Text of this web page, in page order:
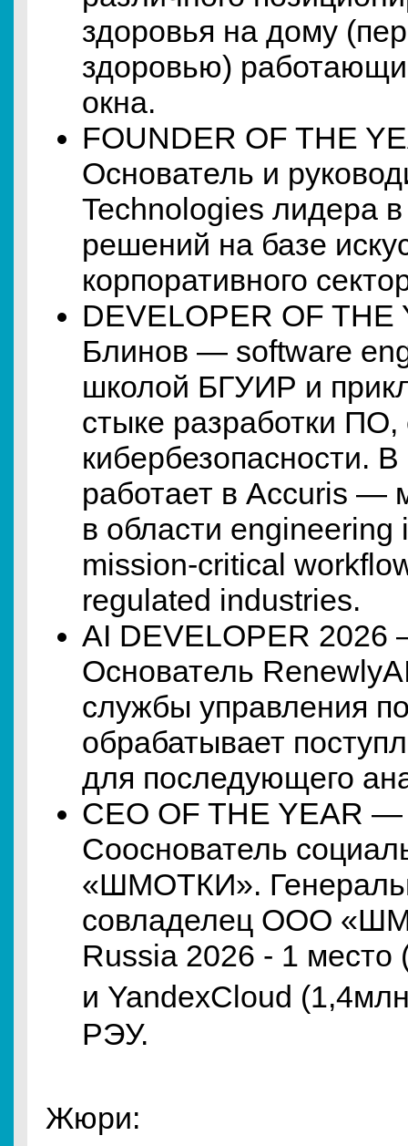
здоровья на дому
здоровью)
окна.
FOUNDER OF THE
Основатель и
Technologies лидера
решений на базе
корпоративного
DEVELOPER OF
Блинов — software
школой БГУИР и
стыке разработки ПО,
кибербезопасности.
работает в Accuris —
в области
mission-critical
regulated industries.
AI DEVELOPER
Основатель
службы управления
обрабатывает
для последующего
CEO OF THE YEAR
Сооснователь
«ШМОТКИ».
совладелец ООО
Russia 2026 - 1
и YandexCloud
РЭУ.
Жюри: